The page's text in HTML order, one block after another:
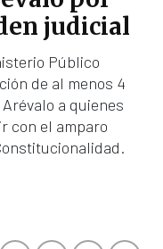
judicial
Público
de al menos 4
a quienes
con el amparo